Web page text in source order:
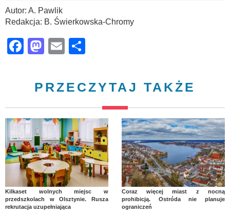
Autor: A. Pawlik
Redakcja: B. Świerkowska-Chromy
Facebook
Mastodon
Email
PRZECZYTAJ TAKŻE
Kilkaset wolnych miejsc w
przedszkolach w Olsztynie. Rusza
rekrutacja uzupełniająca
Coraz więcej miast z nocną
prohibicją. Ostróda nie planuje
ograniczeń